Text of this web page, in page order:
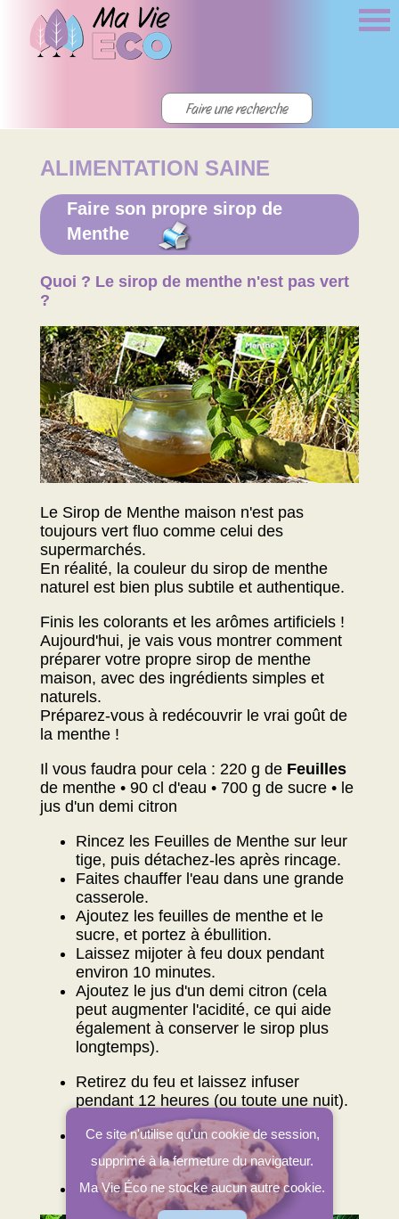
ALIMENTATION SAINE
Faire son propre sirop de
Menthe
Quoi ? Le sirop de menthe n'est pas vert
?
Le Sirop de Menthe maison n'est pas
toujours vert fluo comme celui des
supermarchés.
En réalité, la couleur du sirop de menthe
naturel est bien plus subtile et authentique.
Finis les colorants et les arômes artificiels !
Aujourd'hui, je vais vous montrer comment
préparer votre propre sirop de menthe
maison, avec des ingrédients simples et
naturels.
Préparez-vous à redécouvrir le vrai goût de
la menthe !
Il vous faudra pour cela : 220 g de Feuilles
de menthe • 90 cl d'eau • 700 g de sucre • le
jus d'un demi citron
Rincez les Feuilles de Menthe sur leur
tige, puis détachez-les après rincage.
Faites chauffer l'eau dans une grande
casserole.
Ajoutez les feuilles de menthe et le
sucre, et portez à ébullition.
Laissez mijoter à feu doux pendant
environ 10 minutes.
Ajoutez le jus d'un demi citron (cela
peut augmenter l'acidité, ce qui aide
également à conserver le sirop plus
longtemps).
Retirez du feu et laissez infuser
pendant 12 heures (ou toute une nuit).
Filtrez le sirop et versez-le dans une
bouteille stérilisée*.
Conservez au réfrigérateur.
Ce site n'utilise qu'un cookie de session,
supprimé à la fermeture du navigateur.
Ma Vie Éco ne stocke aucun autre cookie.